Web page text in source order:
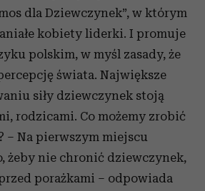
dla Dziewczynek”, w którym
kobiety liderki. I promuje
polskim, w myśl zasady, że
świata. Największe
siły dziewczynek stoją
rodzicami. Co możemy zrobić
– Na pierwszym miejscu
żeby nie chronić dziewczynek,
porażkami – odpowiada